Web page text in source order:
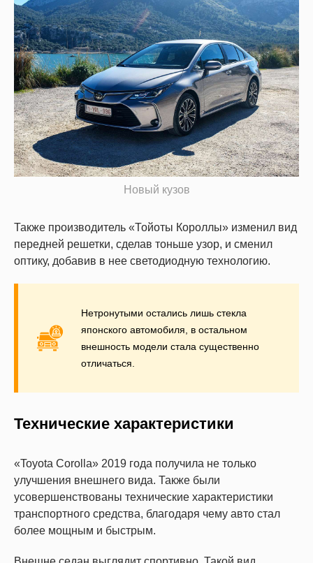
Новый кузов
Также производитель «Тойоты Короллы» изменил вид
передней решетки, сделав тоньше узор, и сменил
оптику, добавив в нее светодиодную технологию.
Нетронутыми остались лишь стекла
японского автомобиля, в остальном
внешность модели стала существенно
отличаться.
Технические характеристики
«Toyota Corolla» 2019 года получила не только
улучшения внешнего вида. Также были
усовершенствованы технические характеристики
транспортного средства, благодаря чему авто стал
более мощным и быстрым.